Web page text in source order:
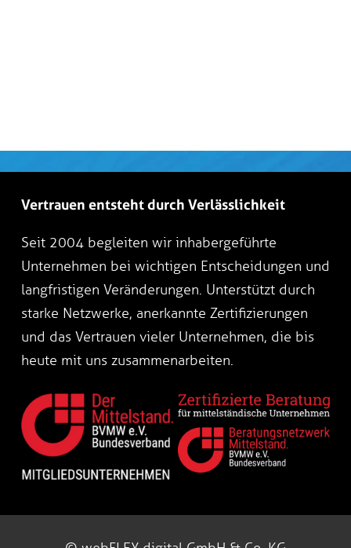
Vertrauen entsteht durch Verlässlichkeit
Seit 2004 begleiten wir inhabergeführte
Unternehmen bei wichtigen Entscheidungen und
langfristigen Veränderungen. Unterstützt durch
starke Netzwerke, anerkannte Zertifizierungen
und das Vertrauen vieler Unternehmen, die bis
heute mit uns zusammenarbeiten.